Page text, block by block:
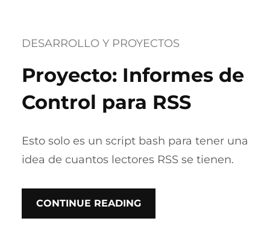
DESARROLLO Y PROYECTOS
Proyecto: Informes de
Control para RSS
Esto solo es un script bash para tener una
idea de cuantos lectores RSS se tienen.
CONTINUE READING